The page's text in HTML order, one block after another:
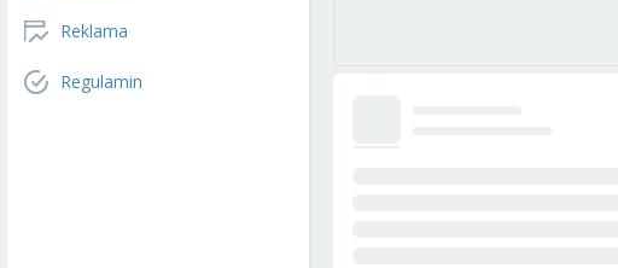
Reklama
Regulamin